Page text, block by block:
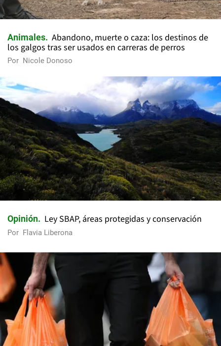
Animales
Abandono, muerte o caza: los destinos de
los galgos tras ser usados en carreras de perros
Por Nicole Donoso
Opinión Ley SBAP, áreas protegidas y conservación
Por Flavia Liberona